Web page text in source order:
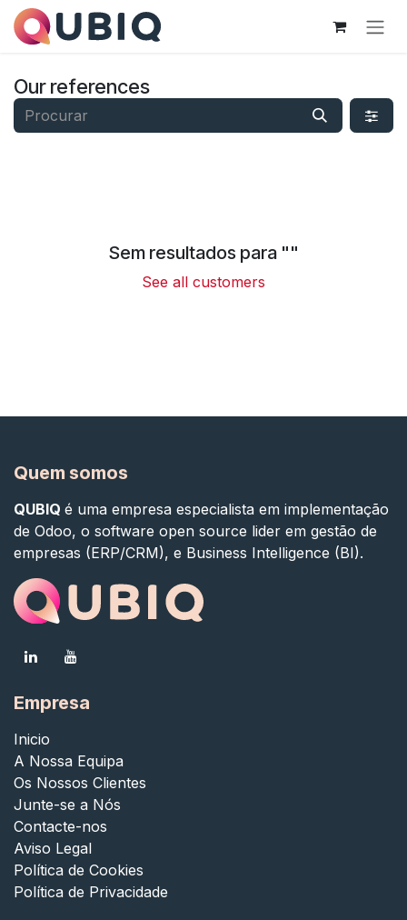
Pular para o conteúdo
Our references
Sem resultados para ""
See all customers
Empresa
Inicio
A Nossa Equipa
Os Nossos Clientes
Junte-se a Nós
Contacte-nos
Aviso Legal
Política de Cookies
Política de Privacidade
Quem somos
QUBIQ é uma empresa especialista em implementação
de Odoo, o software open source lider em gestão de
empresas (ERP/CRM), e Business Intelligence (BI).